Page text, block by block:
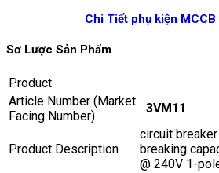
Chi Tiết phụ kiện
Sơ Lược Sản Phẩm
Product
Article Number (Market
Facing Number)
3VM11
Product Description
circuit
breaking
@ 240V 1-